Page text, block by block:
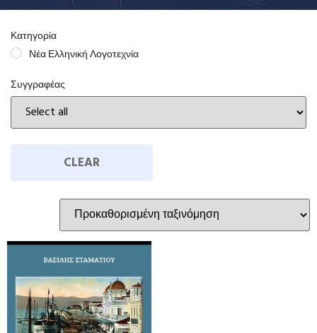
Κατηγορία
Νέα Ελληνική Λογοτεχνία
Συγγραφέας
CLEAR